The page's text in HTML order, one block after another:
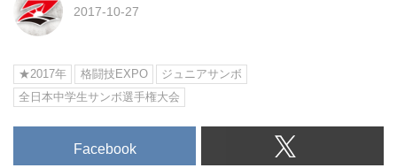
2017-10-27
★2017年 格闘技EXPO
ジュニアサンボ
全日本中学生サンボ選手権大会
Facebook